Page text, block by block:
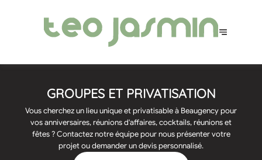
GROUPES ET PRIVATISATION
Vous cherchez un lieu unique et privatisable à Beaugency pour
vos anniversaires, réunions d'affaires, cocktails, réunions et
fêtes ? Contactez notre équipe pour nous présenter votre
projet ou demander un devis personnalisé.